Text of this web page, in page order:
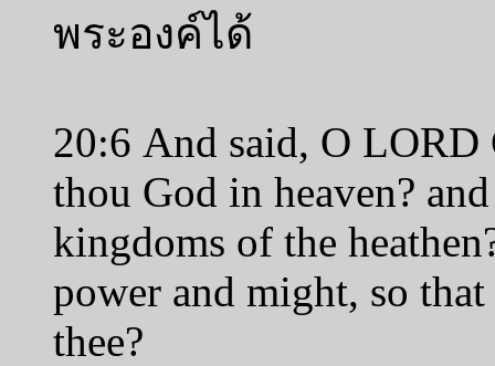
พระองค์ได้
20:6 And said, O LORD
thou God in heaven?
kingdoms of the
power and might, so
thee?